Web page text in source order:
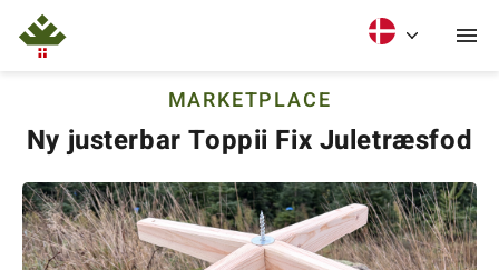
MARKETPLACE
Ny justerbar Toppii Fix Juletræsfod